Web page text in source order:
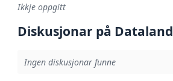
Ikkje oppgitt
Diskusjonar på
Ingen diskusjonar funne